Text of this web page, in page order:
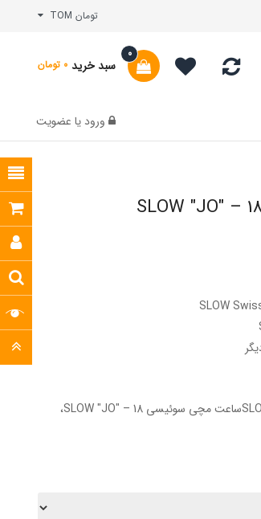
تومان TOM
سبد خرید
0
0 تومان
ورود یا عضویت